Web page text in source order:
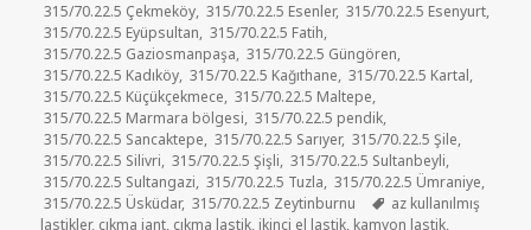
315/70.22.5 Çekmeköy, 315/70.22.5 Esenler, 315/70.22.5 Esenyurt,
315/70.22.5 Eyüpsultan, 315/70.22.5 Fatih,
315/70.22.5 Gaziosmanpaşa, 315/70.22.5 Güngören,
315/70.22.5 Kadıköy, 315/70.22.5 Kağıthane, 315/70.22.5 Kartal,
315/70.22.5 Küçükçekmece, 315/70.22.5 Maltepe,
315/70.22.5 Marmara bölgesi, 315/70.22.5 pendik,
315/70.22.5 Sancaktepe, 315/70.22.5 Sarıyer, 315/70.22.5 Şile,
315/70.22.5 Silivri, 315/70.22.5 Şişli, 315/70.22.5 Sultanbeyli,
315/70.22.5 Sultangazi, 315/70.22.5 Tuzla, 315/70.22.5 Ümraniye,
315/70.22.5 Üsküdar, 315/70.22.5 Zeytinburnu Etiketler
az kullanılmış
lastikler, çıkma jant, çıkma lastik, ikinci el lastik, kamyon lastik,